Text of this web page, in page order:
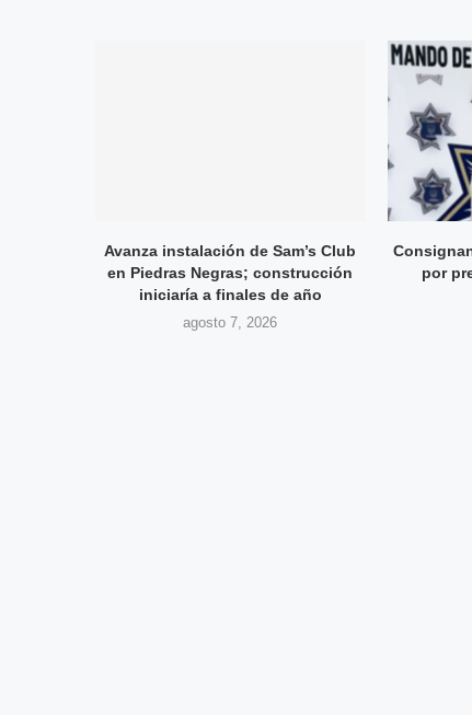
Avanza instalación de Sam’s Club
en Piedras Negras; construcción
iniciaría a finales de año
agosto 7, 2026
por